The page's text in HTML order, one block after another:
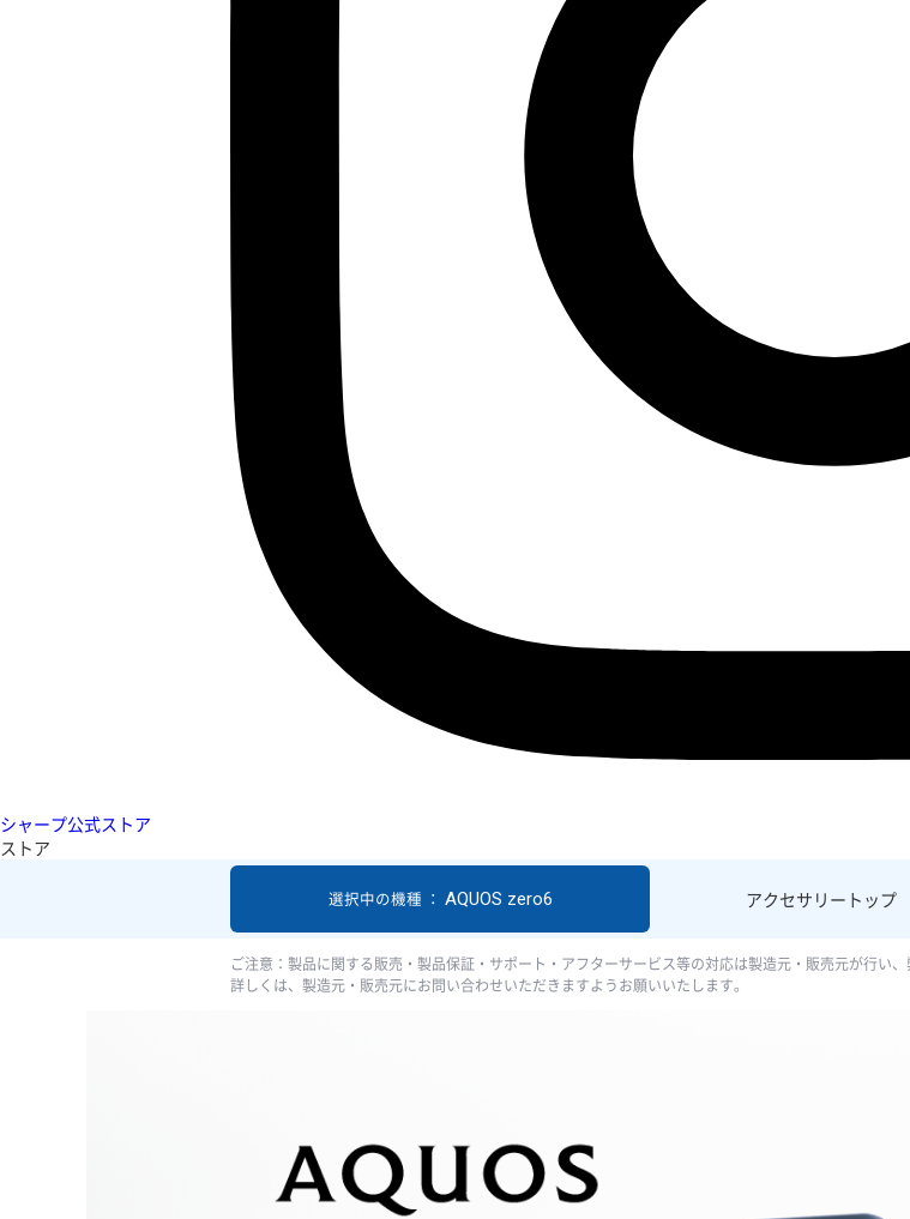
シャープ公式ストア
ストア
アクセサリー トップ
選択中の機種 ： AQUOS zero6
ご注意：製品に関する販売・製品保証・サポート・アフターサービス等の対応は製造元・販売元が行い、
詳しくは、製造元・販売元にお問い合わせいただきますようお願いいたします。